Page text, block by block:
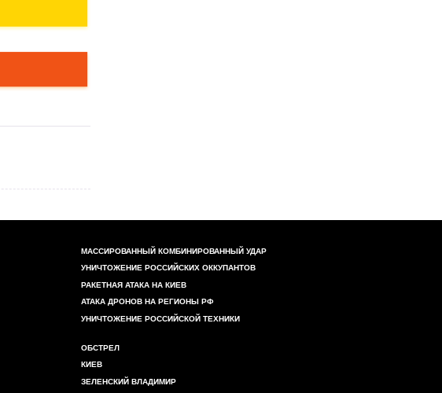
МАССИРОВАННЫЙ КОМБИНИРОВАННЫЙ УДАР
УНИЧТОЖЕНИЕ РОССИЙСКИХ ОККУПАНТОВ
РАКЕТНАЯ АТАКА НА КИЕВ
АТАКА ДРОНОВ НА РЕГИОНЫ РФ
УНИЧТОЖЕНИЕ РОССИЙСКОЙ ТЕХНИКИ
ОБСТРЕЛ
КИЕВ
ЗЕЛЕНСКИЙ ВЛАДИМИР